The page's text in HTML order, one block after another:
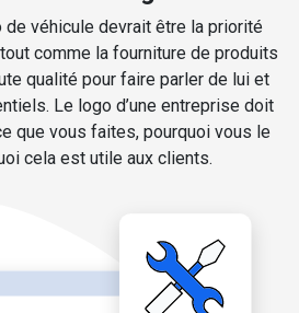
de véhicule devrait être la priorité
comme la fourniture de produits
qualité pour faire parler de lui et
Le logo d’une entreprise doit
que vous faites, pourquoi vous le
cela est utile aux clients.